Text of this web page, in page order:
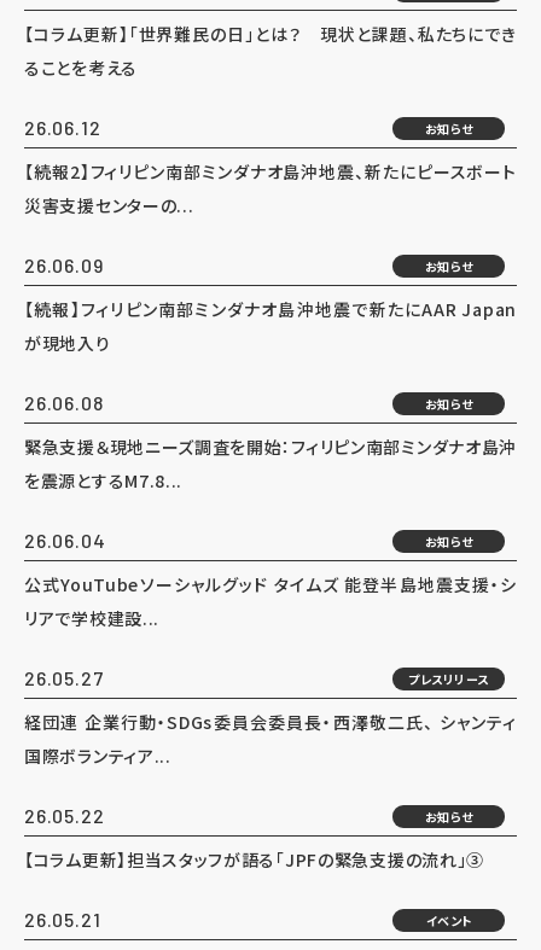
【コラム更新】「世界難民の日」とは？ 現状と課題、私たちにでき
ることを考える
26.06.12 お知らせ
【続報2】フィリピン南部ミンダナオ島沖地震、新たにピースボート
災害支援センターの...
26.06.09 お知らせ
【続報】フィリピン南部ミンダナオ島沖地震で新たにAAR Japan
が現地入り
26.06.08 お知らせ
緊急支援＆現地ニーズ調査を開始：フィリピン南部ミンダナオ島沖
を震源とするM7.8...
26.06.04 お知らせ
公式YouTubeソーシャルグッド タイムズ 能登半島地震支援・シ
リアで学校建設...
26.05.27 プレスリリース
経団連 企業行動・SDGs委員会委員長・西澤敬二氏、 シャンティ
国際ボランティア...
26.05.22 お知らせ
【コラム更新】担当スタッフが語る「JPFの緊急支援の流れ」③
26.05.21 イベント